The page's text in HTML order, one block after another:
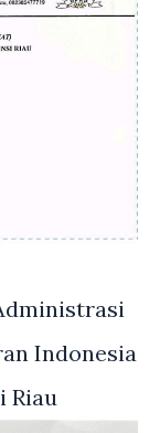
Indonesia
Riau